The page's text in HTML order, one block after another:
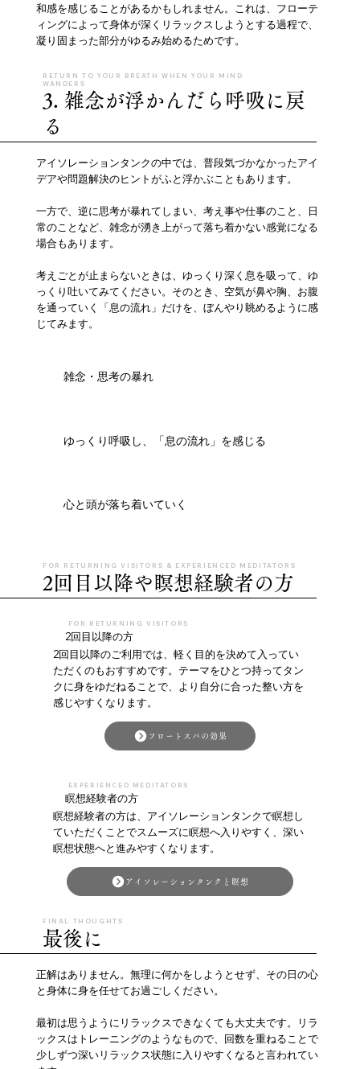
和感を感じることがあるかもしれません。これは、フローテ
ィングによって身体が深くリラックスしようとする過程で、
凝り固まった部分がゆるみ始めるためです。
RETURN TO YOUR BREATH WHEN YOUR MIND
WANDERS
3. 雑念が浮かんだら呼吸に戻
る
アイソレーションタンクの中では、普段気づかなかったアイ
デアや問題解決のヒントがふと浮かぶこともあります。
一方で、逆に思考が暴れてしまい、考え事や仕事のこと、日
常のことなど、雑念が湧き上がって落ち着かない感覚になる
場合もあります。
考えごとが止まらないときは、ゆっくり深く息を吸って、ゆ
っくり吐いてみてください。そのとき、空気が鼻や胸、お腹
を通っていく「息の流れ」だけを、ぼんやり眺めるように感
じてみます。
雑念・思考の暴れ
ゆっくり呼吸し、「息の流れ」を感じる
心と頭が落ち着いていく
FOR RETURNING VISITORS & EXPERIENCED MEDITATORS
2回目以降や瞑想経験者の方
FOR RETURNING VISITORS
2回目以降の方
フロートスパの効果
2回目以降のご利用では、軽く目的を決めて入ってい
ただくのもおすすめです。テーマをひとつ持ってタン
クに身をゆだねることで、より自分に合った整い方を
感じやすくなります。
EXPERIENCED MEDITATORS
瞑想経験者の方
瞑想経験者の方は、アイソレーションタンクで瞑想し
ていただくことでスムーズに瞑想へ入りやすく、深い
瞑想状態へと進みやすくなります。
アイソレーションタンクと瞑想
FINAL THOUGHTS
最後に
正解はありません。無理に何かをしようとせず、その日の心
と身体に身を任せてお過ごしください。
最初は思うようにリラックスできなくても大丈夫です。リラ
ックスはトレーニングのようなもので、回数を重ねることで
少しずつ深いリラックス状態に入りやすくなると言われてい